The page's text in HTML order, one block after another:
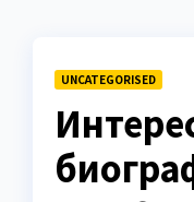
UNCATEGORISED